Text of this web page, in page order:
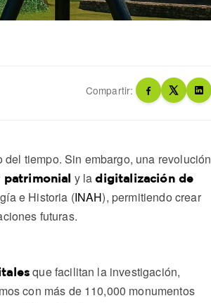
Compartir:
tiempo. Sin embargo, una revolución
patrimonial y ladigitalización de
e Historia (INAH), permitiendo crear
futuras.
que facilitan la investigación,
con más de 110,000 monumentos